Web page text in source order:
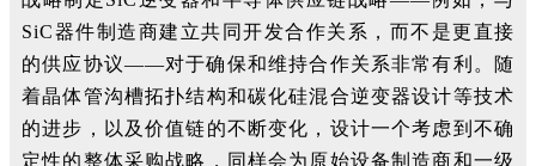
SiC器件制造商建立共同开发合作关系，而不是更直接
的供应协议——对于确保和维持合作关系非常有利。随
着晶体管沟槽拓扑结构和碳化硅混合逆变器设计等技术
的进步，以及价值链的不断变化，设计一个考虑到不确
定性的整体采购战略，同样会为原始设备制造商和一级